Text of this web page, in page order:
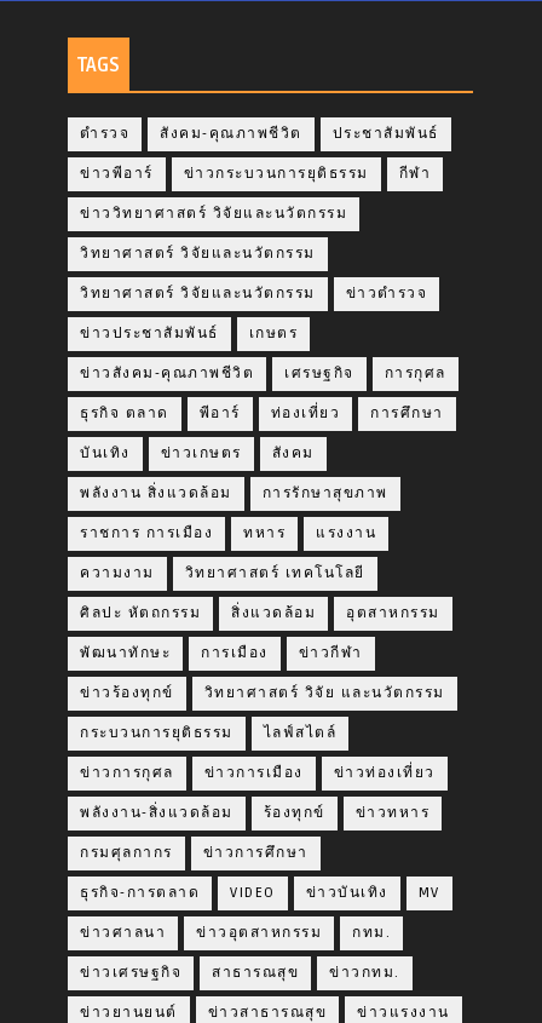
TAGS
ตำรวจ สังคม-คุณภาพชีวิต ประชาสัมพันธ์
ข่าวพีอาร์ ข่าวกระบวนการยุติธรรม กีฬา
ข่าววิทยาศาสตร์ วิจัยและนวัตกรรม
วิทยาศาสตร์ วิจัยและนวัตกรรม
วิทยาศาสตร์ วิจัยและนวัตกรรม ข่าวตำรวจ
ข่าวประชาสัมพันธ์ เกษตร
ข่าวสังคม-คุณภาพชีวิต เศรษฐกิจ การกุศล
ธุรกิจ ตลาด พีอาร์ ท่องเที่ยว การศึกษา
บันเทิง ข่าวเกษตร สังคม
พลังงาน สิ่งแวดล้อม การรักษาสุขภาพ
ราชการ การเมือง ทหาร แรงงาน
ความงาม วิทยาศาสตร์ เทคโนโลยี
ศิลปะ หัตถกรรม สิ่งแวดล้อม อุตสาหกรรม
พัฒนาทักษะ การเมือง ข่าวกีฬา
ข่าวร้องทุกข์ วิทยาศาสตร์ วิจัย และนวัตกรรม
กระบวนการยุติธรรม ไลฟ์สไตล์
ข่าวการกุศล ข่าวการเมือง ข่าวท่องเที่ยว
พลังงาน-สิ่งแวดล้อม ร้องทุกข์ ข่าวทหาร
กรมศุลกากร ข่าวการศึกษา
ธุรกิจ-การตลาด VIDEO ข่าวบันเทิง MV
ข่าวศาลนา ข่าวอุตสาหกรรม กทม.
ข่าวเศรษฐกิจ สาธารณสุข ข่าวกทม.
ข่าวยานยนต์ ข่าวสาธารณสุข ข่าวแรงงาน